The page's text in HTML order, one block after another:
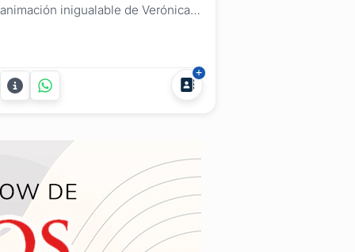
animación inigualable de Verónica
cualquier punto de Uruguay,
estaremos allí para garantizar que tu
Fiesta, Despedida de Año,
sea una experiencia inolvidable....